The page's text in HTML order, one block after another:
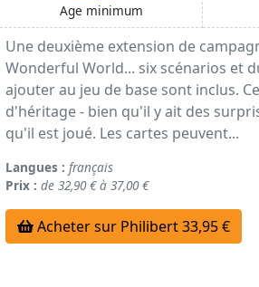
Age minimum
Une deuxième extension de
Wonderful World... six scénarios et
ajouter au jeu de base sont inclus.
d'héritage - bien qu'il y ait des
qu'il est joué. Les cartes peuvent...
Langues : français
Prix : de 32,90 € à 37,00 €
Acheter sur Philibert 33,95 €